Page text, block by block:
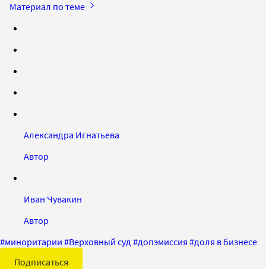
Материал по теме
Александра Игнатьева
Автор
Иван Чувакин
Автор
#миноритарии #Верховный суд#допэмиссия #доля в бизнесе
Подписаться